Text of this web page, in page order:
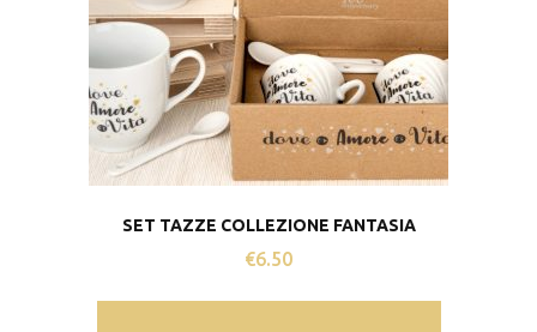
SET TAZZE COLLEZIONE FANTASIA
€6.50